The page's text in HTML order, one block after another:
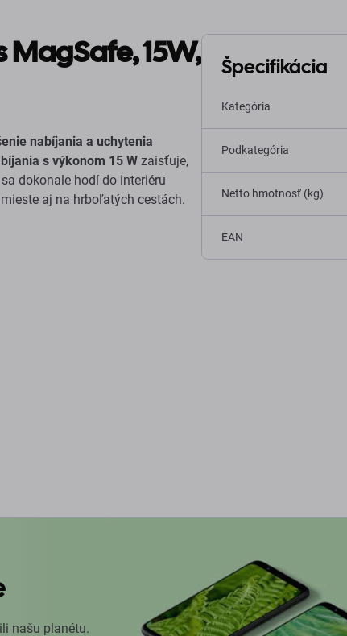
MagSafe, 15W,
nabíjania a uchytenia
s výkonom 15 W zaisťuje,
sa dokonale hodí do interiéru
aj na hrboľatých cestách.
Špecifikácia
Kategória
Podkategória
Netto hmotnosť (kg)
EAN
našu planétu.